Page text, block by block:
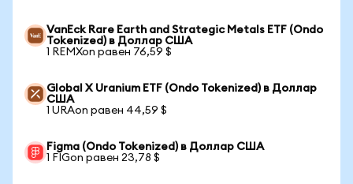
VanEck Rare Earth and Strategic Metals ETF (Ondo
Tokenized) в Доллар США
1 REMXon равен 76,59 $
Global X Uranium ETF (Ondo Tokenized) в Доллар
США
1 URAon равен 44,59 $
Figma (Ondo Tokenized) в Доллар США
1 FIGon равен 23,78 $